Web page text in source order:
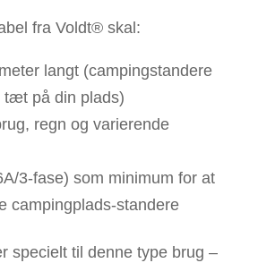
fra Voldt® skal:
langt (campingstandere
tæt på din plads)
regn og varierende
3-fase) som minimum for at
campingplads-standere
specielt til denne type brug –